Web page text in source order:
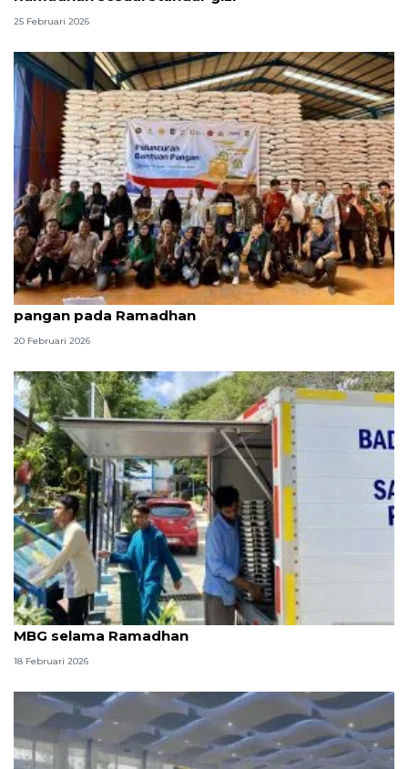
25 Februari 2026
Bulog Batam siapkan 1.586 ton beras bantuan
pangan pada Ramadhan
20 Februari 2026
SPPG Batam terapkan sistem pengantaran paket
MBG selama Ramadhan
18 Februari 2026